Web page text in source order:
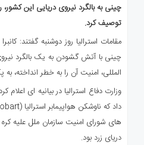
چینی به بالگرد نیروی دریایی این کشور،
توصیف کرد.
مقامات استرالیا روز دوشنبه گفتند:
چینی با آتش گشودن به یک بالگرد
المللی، امنیت آن را به خطر انداخته،
وزارت دفاع استرالیا در بیانیه ای
های شورای امنیت سازمان ملل علیه
دریای زرد بود.